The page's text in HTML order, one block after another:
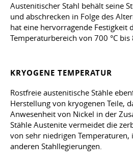
Austenitischer Stahl behält seine
und abschrecken in Folge des
hat eine hervorragende Festigkeit
Temperaturbereich von 700 °C bis
KRYOGENE TEMPERATUR
Rostfreie austenitische Stähle
Herstellung von kryogenen Teile,
Anwesenheit von Nickel in der
Stähle Austenite vermeidet die
von sehr niedrigen Temperaturen,
anderen Stahllegierungen.